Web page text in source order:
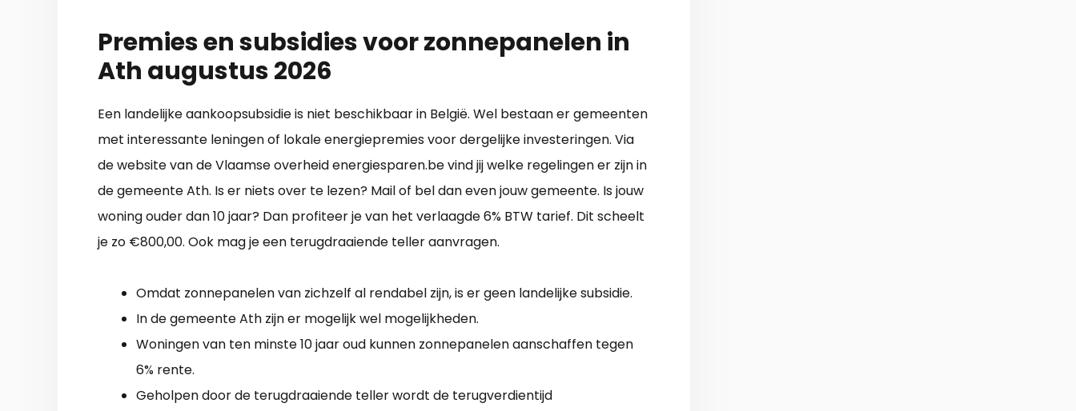
Premies en subsidies voor zonnepanelen in
Ath augustus 2026
Een landelijke aankoopsubsidie is niet beschikbaar in België. Wel bestaan er gemeenten
met interessante leningen of lokale energiepremies voor dergelijke investeringen. Via
de website van de Vlaamse overheid energiesparen.be vind jij welke regelingen er zijn in
de gemeente Ath. Is er niets over te lezen? Mail of bel dan even jouw gemeente. Is jouw
woning ouder dan 10 jaar? Dan profiteer je van het verlaagde 6% BTW tarief. Dit scheelt
je zo €800,00. Ook mag je een terugdraaiende teller aanvragen.
Omdat zonnepanelen van zichzelf al rendabel zijn, is er geen landelijke subsidie.
In de gemeente Ath zijn er mogelijk wel mogelijkheden.
Woningen van ten minste 10 jaar oud kunnen zonnepanelen aanschaffen tegen
6% rente.
Geholpen door de terugdraaiende teller wordt de terugverdientijd